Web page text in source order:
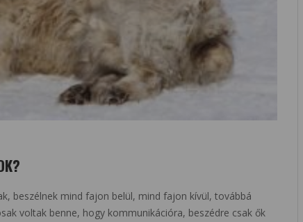
beszélnek mind fajon belül, mind fajon kívül, továbbá
voltak benne, hogy kommunikációra, beszédre csak ők